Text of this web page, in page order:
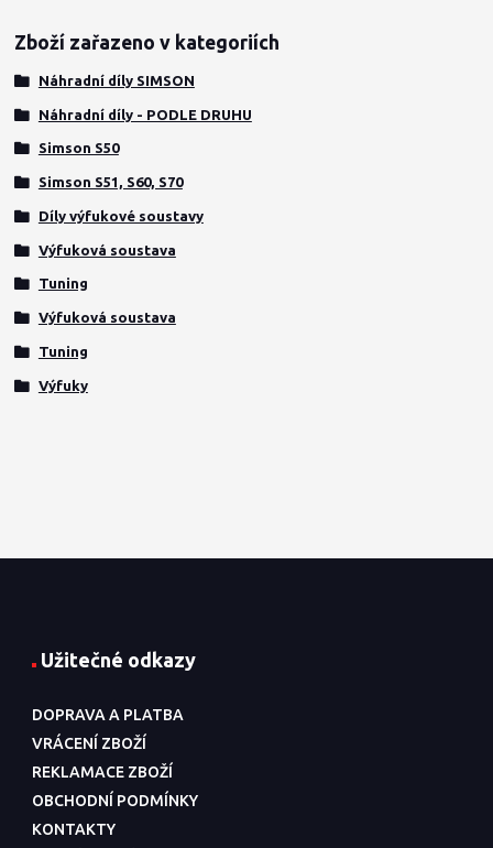
Zboží zařazeno v kategoriích
Náhradní díly SIMSON
Náhradní díly - PODLE DRUHU
Simson S50
Simson S51, S60, S70
Díly výfukové soustavy
Výfuková soustava
Tuning
Výfuková soustava
Tuning
Výfuky
Užitečné odkazy
DOPRAVA A PLATBA
VRÁCENÍ ZBOŽÍ
REKLAMACE ZBOŽÍ
OBCHODNÍ PODMÍNKY
KONTAKTY